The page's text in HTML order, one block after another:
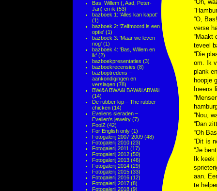
Bas, Willem (, Aad, Peter-
Jan) en ik (53)
bazboek 1: 'Alles kan kapot'
(1)
bazboek 2: 'Zelfmoord is een
optie' (1)
bazboek 3: 'Maar we leven
nog' (1)
bazboek 4: 'Bas, Willem en
ik' (2)
bazboekpresentaties (3)
bazboekrecensies (8)
bazboptredens –
aankondigingen en
verslagen (78)
BWi&A BWA&i BAW&i ABW&i
(14)
De rubber kip – The rubber
chicken (14)
Eveliens sieraden –
Evelien's jewelry (7)
FoolZ (42)
For English only (1)
Fotogalerij 2007-2009 (48)
Fotogalerij 2010 (23)
Fotogalerij 2011 (17)
Fotogalerij 2012 (50)
Fotogalerij 2013 (46)
Fotogalerij 2014 (29)
Fotogalerij 2015 (33)
Fotogalerij 2016 (12)
Fotogalerij 2017 (8)
Fotogalerij 2018 (9)
“Oh,
“O,
verse
“Maakt
teveel
“Die
om. Ik
plank
hoopje
Ineens
“Nou,
“Dan
“Oh
“Dit ís
“Je
Ik
aan.
te